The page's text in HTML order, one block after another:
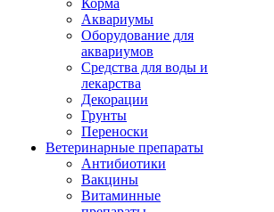
Корма
Аквариумы
Оборудование для
аквариумов
Средства для воды и
лекарства
Декорации
Грунты
Переноски
Ветеринарные препараты
Антибиотики
Вакцины
Витаминные